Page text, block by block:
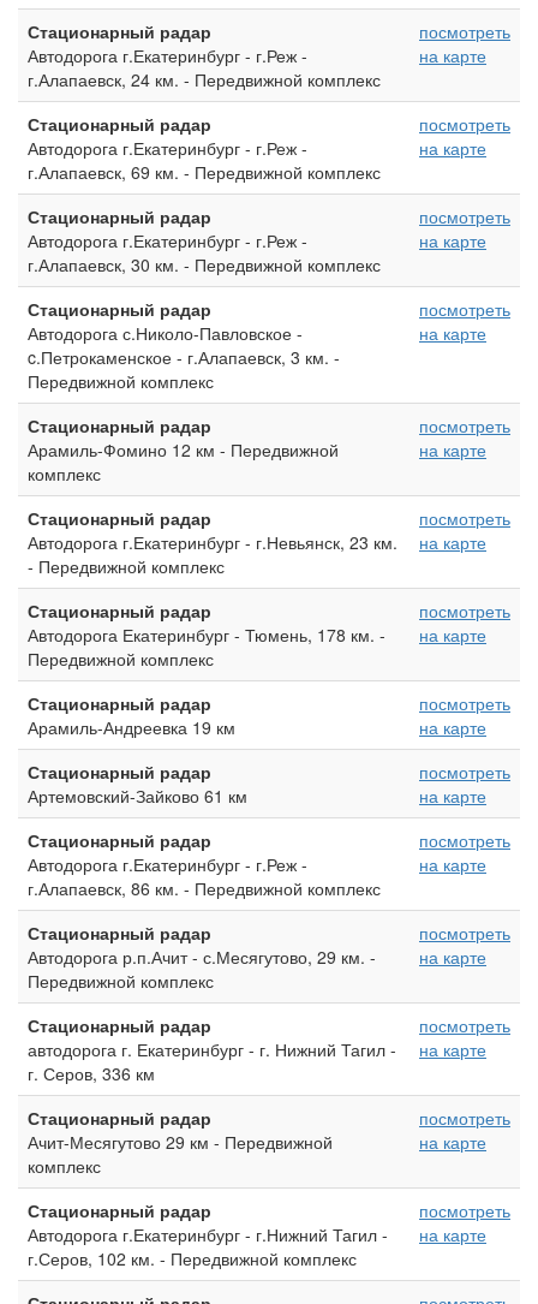
Стационарный радар
Автодорога г.Екатеринбург - г.Реж -
г.Алапаевск, 24 км. - Передвижной комплекс
посмотреть
на карте
Стационарный радар
Автодорога г.Екатеринбург - г.Реж -
г.Алапаевск, 69 км. - Передвижной комплекс
посмотреть
на карте
Стационарный радар
Автодорога г.Екатеринбург - г.Реж -
г.Алапаевск, 30 км. - Передвижной комплекс
посмотреть
на карте
Стационарный радар
Автодорога с.Николо-Павловское -
c.Петрокаменское - г.Алапаевск, 3 км. -
Передвижной комплекс
посмотреть
на карте
Стационарный радар
Арамиль-Фомино 12 км - Передвижной
комплекс
посмотреть
на карте
Стационарный радар
Автодорога г.Екатеринбург - г.Невьянск, 23 км.
- Передвижной комплекс
посмотреть
на карте
Стационарный радар
Автодорога Екатеринбург - Тюмень, 178 км. -
Передвижной комплекс
посмотреть
на карте
Стационарный радар
Арамиль-Андреевка 19 км
посмотреть
на карте
Стационарный радар
Артемовский-Зайково 61 км
посмотреть
на карте
Стационарный радар
Автодорога г.Екатеринбург - г.Реж -
г.Алапаевск, 86 км. - Передвижной комплекс
посмотреть
на карте
Стационарный радар
Автодорога р.п.Ачит - с.Месягутово, 29 км. -
Передвижной комплекс
посмотреть
на карте
Стационарный радар
автодорога г. Екатеринбург - г. Нижний Тагил -
г. Серов, 336 км
посмотреть
на карте
Стационарный радар
Ачит-Месягутово 29 км - Передвижной
комплекс
посмотреть
на карте
Стационарный радар
Автодорога г.Екатеринбург - г.Нижний Тагил -
г.Серов, 102 км. - Передвижной комплекс
посмотреть
на карте